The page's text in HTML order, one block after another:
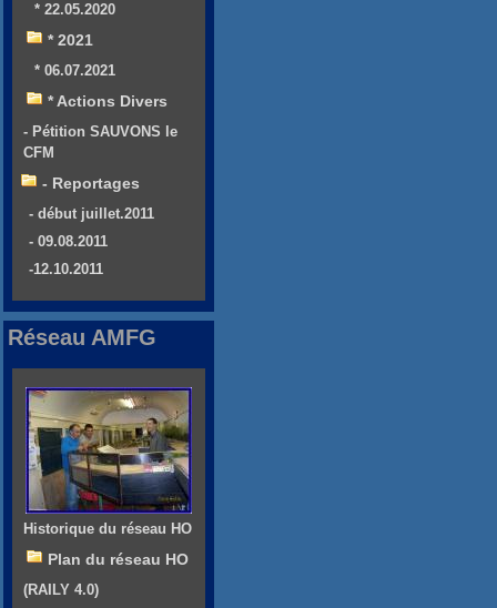
* 22.05.2020
* 2021
* 06.07.2021
* Actions Divers
- Pétition SAUVONS le
CFM
- Reportages
- début juillet.2011
- 09.08.2011
-12.10.2011
Réseau AMFG
Historique du réseau HO
Plan du réseau HO
(RAILY 4.0)